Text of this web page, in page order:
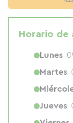
Horario de
Lunes
Martes
Jueves